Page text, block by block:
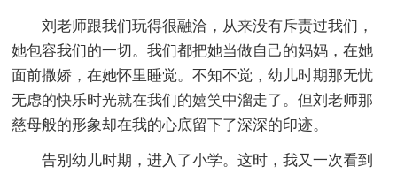
刘老师跟我们玩得很融洽，从来没有斥责过我们，
她包容我们的一切。我们都把她当做自己的妈妈，在她
面前撒娇，在她怀里睡觉。不知不觉，幼儿时期那无忧
无虑的快乐时光就在我们的嬉笑中溜走了。但刘老师那
慈母般的形象却在我的心底留下了深深的印迹。
告别幼儿时期，进入了小学。这时，我又一次看到